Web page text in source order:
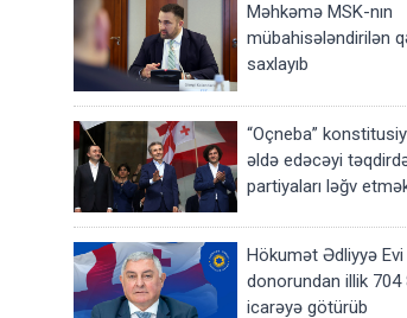
Məhkəmə MSK-nın
mübahisələndirilən
saxlayıb
“Oçneba”
əldə edəcəyi
partiyaları ləğv
Hökumət Ədliyyə Evi
donorundan illik 704
icarəyə götürüb